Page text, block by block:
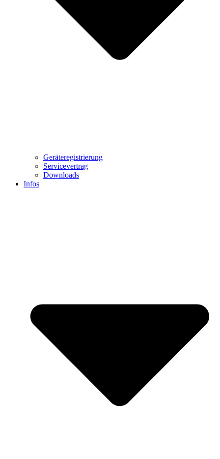
Geräteregistrierung
Servicevertrag
Downloads
Infos